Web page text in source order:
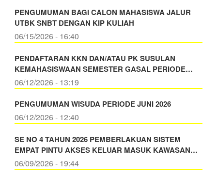
PENGUMUMAN BAGI CALON MAHASISWA JALUR
UTBK SNBT DENGAN KIP KULIAH
06/15/2026 - 16:40
PENDAFTARAN KKN DAN/ATAU PK SUSULAN
KEMAHASISWAAN SEMESTER GASAL PERIODE…
06/12/2026 - 13:19
PENGUMUMAN WISUDA PERIODE JUNI 2026
06/12/2026 - 12:40
SE NO 4 TAHUN 2026 PEMBERLAKUAN SISTEM
EMPAT PINTU AKSES KELUAR MASUK KAWASAN…
06/09/2026 - 19:44